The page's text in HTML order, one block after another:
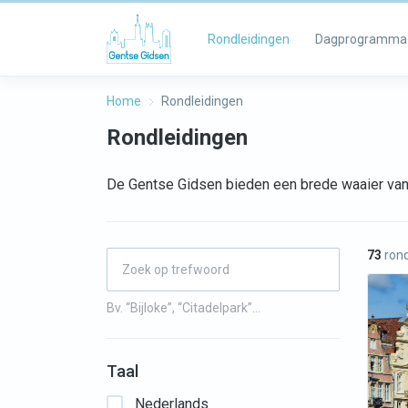
Rondleidingen Dagprogramma
Home Rondleidingen
Rondleidingen
De Gentse Gidsen bieden een brede waaier
Bv. “Bijloke”, “Citadelpark”…
Taal
Nederlands
73